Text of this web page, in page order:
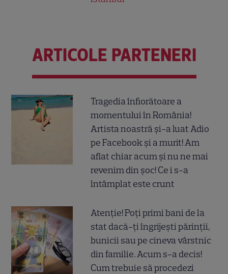
ARTICOLE PARTENERI
Tragedia înfiorătoare a
momentului în România!
Artista noastră și-a luat Adio
pe Facebook și a murit! Am
aflat chiar acum și nu ne mai
revenim din șoc! Ce i s-a
întâmplat este crunt
Atenție! Poți primi bani de la
stat dacă-ți îngrijești părinții,
bunicii sau pe cineva vârstnic
din familie. Acum s-a decis!
Cum trebuie să procedezi